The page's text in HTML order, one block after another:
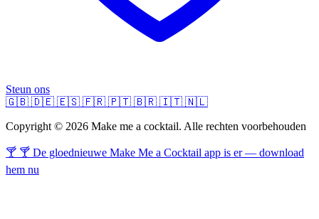
Steun ons
🇬🇧 🇩🇪 🇪🇸 🇫🇷 🇵🇹 🇧🇷 🇮🇹 🇳🇱
Copyright © 2026 Make me a cocktail. Alle rechten voorbehouden
🍸 🍸 De gloednieuwe Make Me a Cocktail app is er — download
hem nu